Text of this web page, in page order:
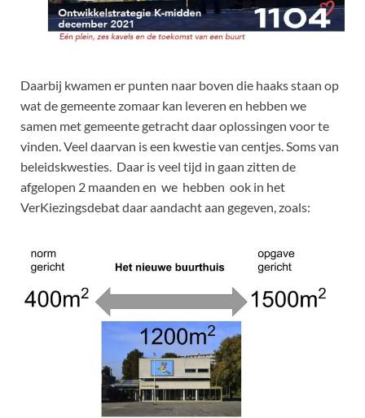
Daarbij kwamen er punten naar boven die haaks staan op
wat de gemeente zomaar kan leveren en hebben we
samen met gemeente getracht daar oplossingen voor te
vinden. Veel daarvan is een kwestie van centjes. Soms van
beleidskwesties. Daar is veel tijd in gaan zitten de
afgelopen 2 maanden en we hebben ook in het
VerKiezingsdebat daar aandacht aan gegeven, zoals: